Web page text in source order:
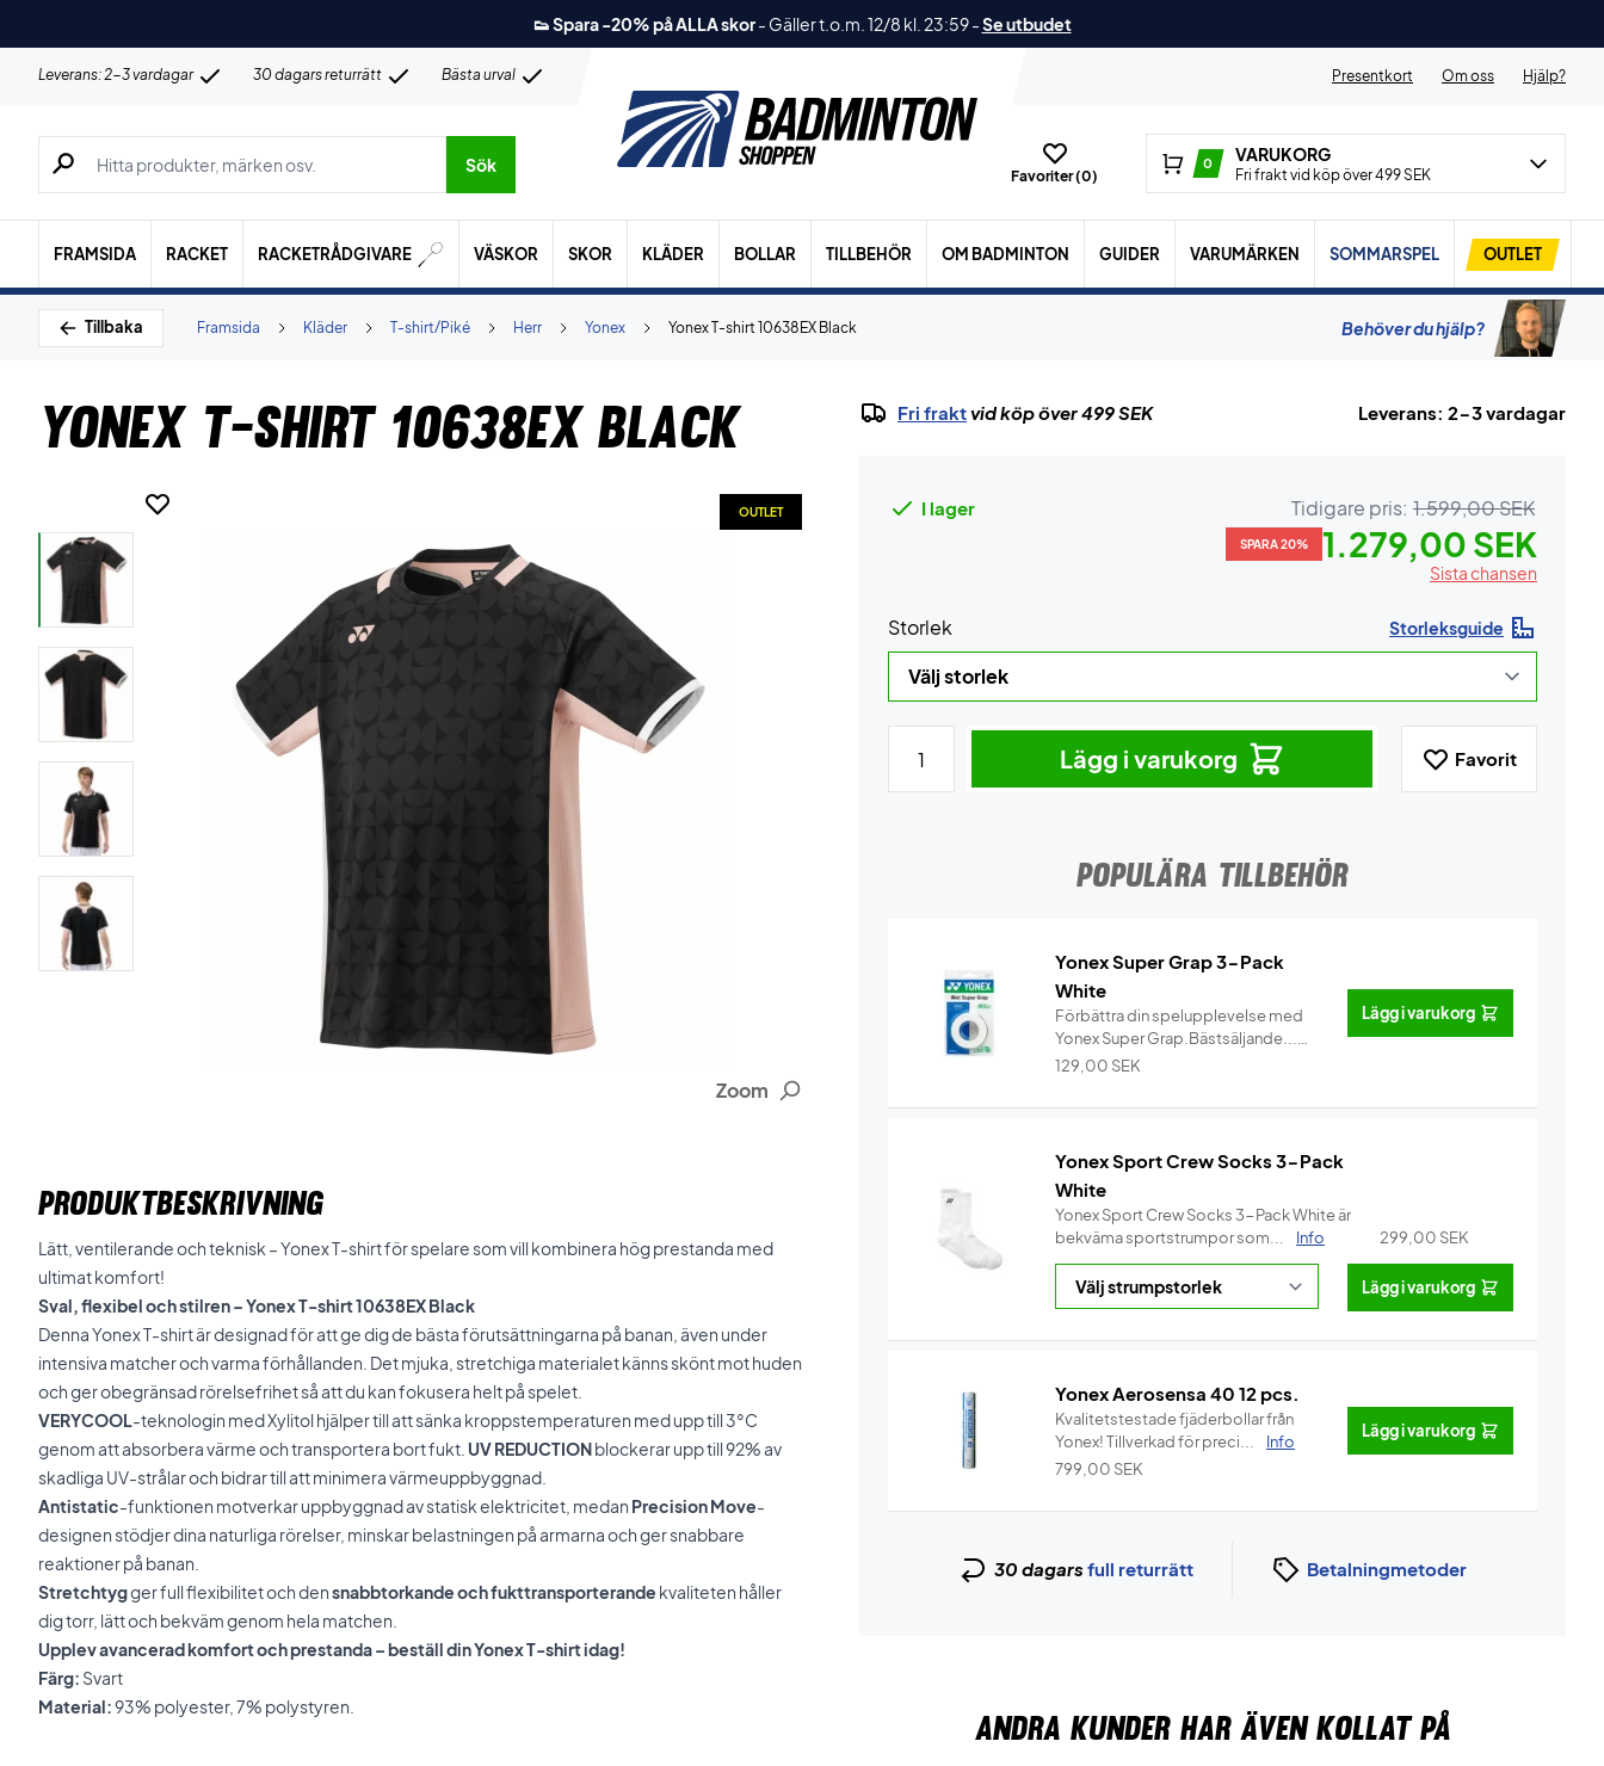
👟 Spara -20% på ALLA skor- Gäller t.o.m. 12/8 kl. 23:59-Se utbudet
Leverans: 2-3 vardagar 30 dagars returrätt Bästa urval Presentkort Om oss Hjälp?
Sök efter produkter, märken osv.
Sök
Favoriter (0)
0 VARUKORG
Fri frakt vid köp över 499 SEK
FRAMSIDA RACKET RACKETRÅDGIVARE VÄSKOR SKOR KLÄDER BOLLAR TILLBEHÖR OM BADMINTON GUIDER VARUMÄRKEN SOMMARSPEL OUTLET
Tillbaka Yonex T-shirt 10638EX Black
Yonex
Herr
T-shirt/Piké
Kläder
Framsida Behöver du hjälp?
Yonex T-shirt 10638EX Black
Zoom
OUTLET
PRODUKTBESKRIVNING
Lätt, ventilerande och teknisk – Yonex T-shirt för spelare som vill kombinera hög prestanda med
ultimat komfort!
Sval, flexibel och stilren – Yonex T-shirt 10638EX Black
Denna Yonex T-shirt är designad för att ge dig de bästa förutsättningarna på banan, även under
intensiva matcher och varma förhållanden. Det mjuka, stretchiga materialet känns skönt mot huden
och ger obegränsad rörelsefrihet så att du kan fokusera helt på spelet.
VERYCOOL-teknologin med Xylitol hjälper till att sänka kroppstemperaturen med upp till 3°C
genom att absorbera värme och transportera bort fukt. UV REDUCTIONblockerar upp till 92% av
skadliga UV-strålar och bidrar till att minimera värmeuppbyggnad.
Antistatic-funktionen motverkar uppbyggnad av statisk elektricitet, medan Precision Move-
designen stödjer dina naturliga rörelser, minskar belastningen på armarna och ger snabbare
reaktioner på banan.
Stretchtygger full flexibilitet och densnabbtorkande och fukttransporterande kvaliteten håller
dig torr, lätt och bekväm genom hela matchen.
Upplev avancerad komfort och prestanda – beställ din Yonex T-shirt idag!
Färg: Svart
Material:93% polyester, 7% polystyren.
Fri fraktvid köp över 499 SEK Leverans: 2-3 vardagar
I lager Tidigare pris: 1.599,00 SEK
SPARA 20% 1.279,00 SEK
Sista chansen
Storlek Storleksguide
Lägg i varukorg Favorit
POPULÄRA TILLBEHÖR
Yonex Super Grap 3-Pack
White
Förbättra din spelupplevelse med
Yonex Super Grap.Bästsäljande...
Info
129,00 SEK
Lägg i varukorg
Yonex Sport Crew Socks 3-Pack
White
Yonex Sport Crew Socks 3-Pack White är
bekväma sportstrumpor som...
Info 299,00 SEK
Lägg i varukorg
Yonex Aerosensa 40 12 pcs.
Kvalitetstestade fjäderbollar från
Yonex! Tillverkad för preci...
Info
799,00 SEK
Lägg i varukorg
30 dagars full returrätt Betalningmetoder
ANDRA KUNDER HAR ÄVEN KOLLAT PÅ